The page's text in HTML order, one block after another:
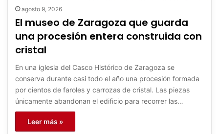
agosto 9, 2026
El museo de Zaragoza que guarda
una procesión entera construida con
cristal
En una iglesia del Casco Histórico de Zaragoza se
conserva durante casi todo el año una procesión formada
por cientos de faroles y carrozas de cristal. Las piezas
únicamente abandonan el edificio para recorrer las…
Leer más »